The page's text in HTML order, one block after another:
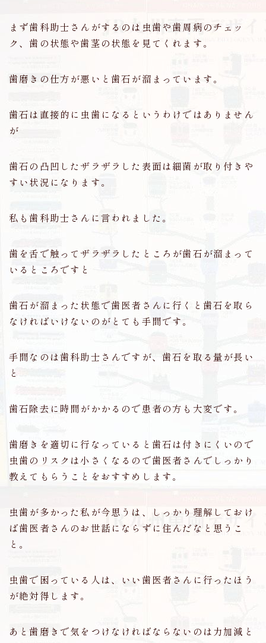
まず歯科助士さんがするのは虫歯や歯周病のチェッ
ク、歯の状態や歯茎の状態を見てくれます。
歯磨きの仕方が悪いと歯石が溜まっています。
歯石は直接的に虫歯になるというわけではありません
が
歯石の凸凹したザラザラした表面は細菌が取り付きや
すい状況になります。
私も歯科助士さんに言われました。
歯を舌で触ってザラザラしたところが歯石が溜まって
いるところですと
歯石が溜まった状態で歯医者さんに行くと歯石を取ら
なければいけないのがとても手間です。
手間なのは歯科助士さんですが、歯石を取る量が長い
と
歯石除去に時間がかかるので患者の方も大変です。
歯磨きを適切に行なっていると歯石は付きにくいので
虫歯のリスクは小さくなるので歯医者さんでしっかり
教えてもらうことをおすすめします。
虫歯が多かった私が今思うは、しっかり理解しておけ
ば歯医者さんのお世話にならずに住んだなと思うこ
と。
虫歯で困っている人は、いい歯医者さんに行ったほう
が絶対得します。
あと歯磨きで気をつけなければならないのは力加減と